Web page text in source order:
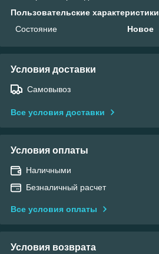
Пользовательские характеристики
Состояние
Новое
Условия доставки
Самовывоз
Все условия доставки
Условия оплаты
Наличными
Безналичный расчет
Все условия оплаты
Условия возврата